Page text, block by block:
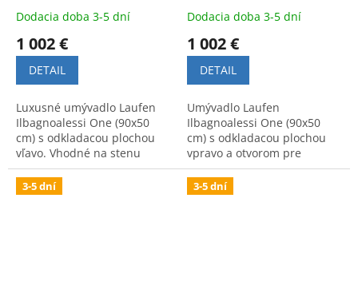
Dodacia doba 3-5 dní
1 002 €
DETAIL
Luxusné umývadlo Laufen
Ilbagnoalessi One (90x50
cm) s odkladacou plochou
vľavo. Vhodné na stenu
alebo do nábytku. Štýlový a
funkčný dizajn pre vašu
kúpeľňu.
Dodacia doba 3-5 dní
1 002 €
DETAIL
Umývadlo Laufen
Ilbagnoalessi One (90x50
cm) s odkladacou plochou
vpravo a otvorom pre
batériu. Montáž na stenu
alebo nábytok. Kód:
8149754001041.
3-5 dní 3-5 dní